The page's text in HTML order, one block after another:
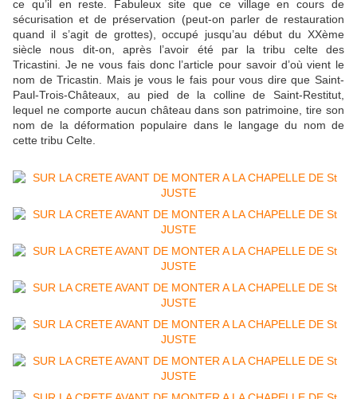
ce qu’il en reste. Fabuleux site que ce village en cours de
sécurisation et de préservation (peut-on parler de restauration
quand il s’agit de grottes), occupé jusqu’au début du XXème
siècle nous dit-on, après l’avoir été par la tribu celte des
Tricastini. Je ne vous fais donc l’article pour savoir d’où vient le
nom de Tricastin. Mais je vous le fais pour vous dire que Saint-
Paul-Trois-Châteaux, au pied de la colline de Saint-Restitut,
lequel ne comporte aucun château dans son patrimoine, tire son
nom de la déformation populaire dans le langage du nom de
cette tribu Celte.